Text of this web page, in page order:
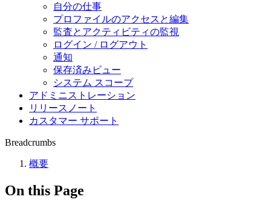
自分の仕事
プロファイルのアクセスと編集
監査とアクティビティの監視
ログイン / ログアウト
通知
保存済みビュー
システム スコープ
アドミニストレーション
リリースノート
カスタマー サポート
Breadcrumbs
概要
On this Page